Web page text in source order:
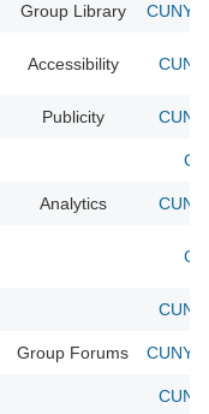
Group Library CUNY
Accessibility
Publicity
Analytics
Group Forums CUNY